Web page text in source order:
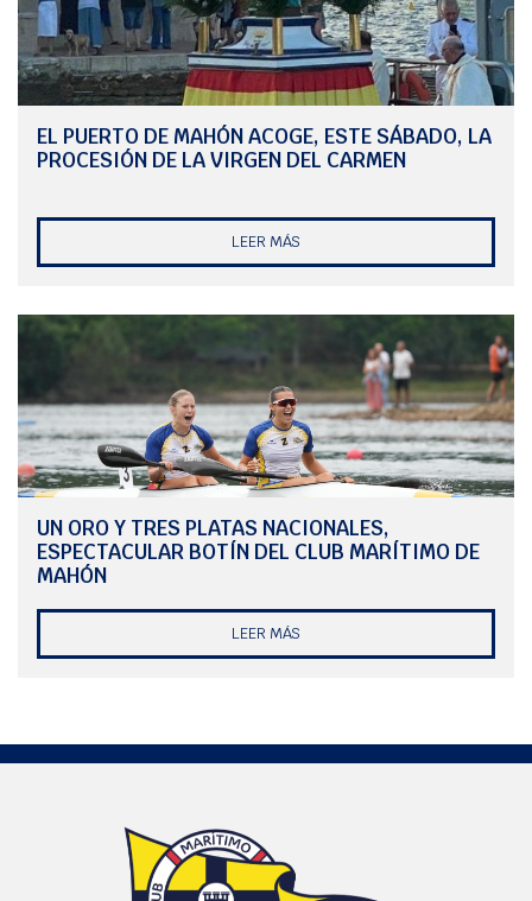
EL PUERTO DE MAHÓN ACOGE, ESTE SÁBADO, LA
PROCESIÓN DE LA VIRGEN DEL CARMEN
LEER MÁS
UN ORO Y TRES PLATAS NACIONALES,
ESPECTACULAR BOTÍN DEL CLUB MARÍTIMO DE
MAHÓN
LEER MÁS